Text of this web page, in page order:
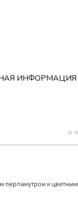
ИНФОРМАЦИЯ
перламутром и